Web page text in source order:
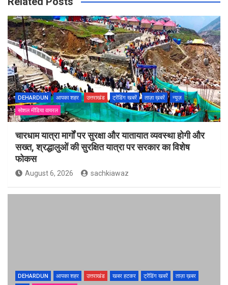
DEHARDUN आपका शहर उत्तराखंड ट्रेंडिंग खबरें ताज़ा ख़बरें
न्यूज़
सोशल मीडिया वायरल
चारधाम यात्रा मार्गों पर सुरक्षा और यातायात व्यवस्था होगी और
सख्त, श्रद्धालुओं की सुरक्षित यात्रा पर सरकार का विशेष
फोकस
August 6, 2026 sachkiawaz
DEHARDUN आपका शहर उत्तराखंड खबर हटकर ट्रेंडिंग खबरें
ताज़ा ख़बर